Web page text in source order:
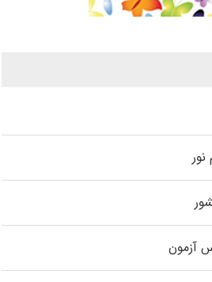
آزمون